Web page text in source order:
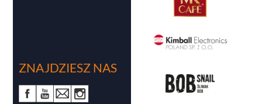
ZNAJDZIESZ NAS